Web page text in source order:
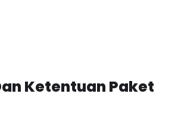
Ketentuan Paket